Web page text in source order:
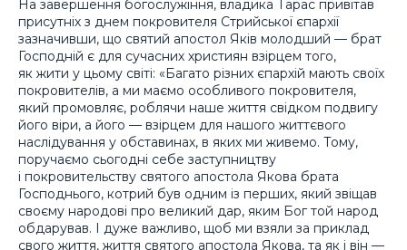
На завершення богослужіння, владика Тарас привітав
присутніх з днем покровителя Стрийської єпархії
зазначивши, що святий апостол Яків молодший — брат
Господній є для сучасних християн взірцем того,
як жити у цьому світі: «Багато різних єпархій мають своїх
покровителів, а ми маємо особливого покровителя,
який промовляє, роблячи наше життя свідком подвигу
його віри, а його — взірцем для нашого життєвого
наслідування у обставинах, в яких ми живемо. Тому,
поручаємо сьогодні себе заступництву
і покровительству святого апостола Якова брата
Господнього, котрий був одним із перших, який звіщав
своєму народові про великий дар, яким Бог той народ
обдарував. І дуже важливо, щоб ми взяли за приклад
свого життя, життя святого апостола Якова, та як і він —